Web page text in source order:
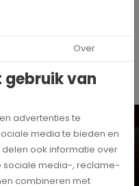
je dan in voor onze
Inschrijven
marketingpromoties
Over
gebruik van
advertenties te
media te bieden en
ook informatie over
sociale media-, reclame-
combineren met